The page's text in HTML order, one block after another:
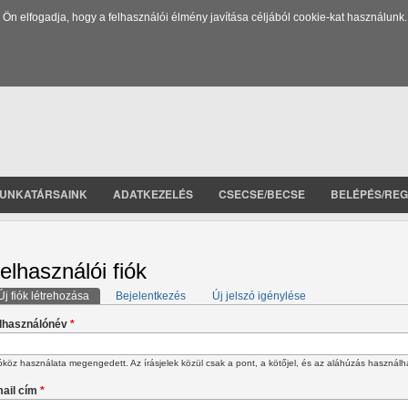
elfogadja, hogy a felhasználói élmény javítása céljából cookie-kat
ADATKEZELÉS CSECSE/BECSE BELÉPÉS/
fiók
fülek
fiók létrehozása (aktív fül)Bejelentkezés Új jelszó igénylése
*
használata megengedett. Az írásjelek közül csak a pont, a kötőjel, és az aláhúzás
cím *